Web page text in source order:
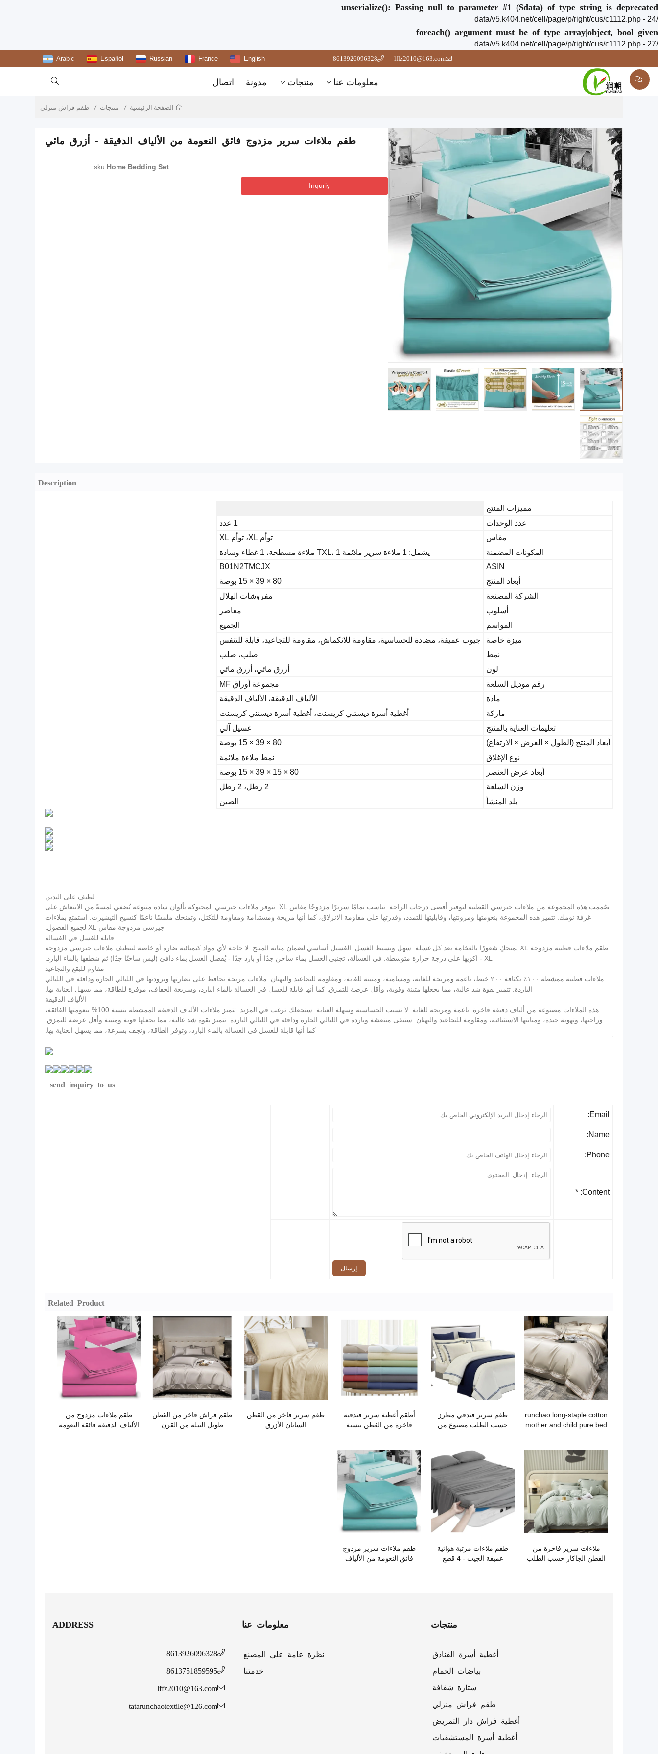
unserialize(): Passing null to parameter #1 ($data) of type string is deprecated
/data/v5.k404.net/cell/page/p/right/cus/c1112.php - 24
foreach() argument must be of type array|object, bool given
/data/v5.k404.net/cell/page/p/right/cus/c1112.php - 27
lffz2010@163.com
8613926096328
English
France
Russian
Español
Arabic
معلومات عنا منتجات مدونة اتصال 
الصفحة الرئيسية منتجات طقم فراش منزلي
طقم ملاءات سرير مزدوج فائق النعومة من الألياف الدقيقة - أزرق مائي
sku:Home Bedding Set
Inquriy
Description
مميزات المنتج
عدد الوحدات
1 عدد
مقاس
توأم XL، توأم XL
المكونات المضمنة
يشمل: 1 ملاءة سرير ملائمة TXL، 1 ملاءة مسطحة، 1 غطاء وسادة
ASIN
B01N2TMCJX
أبعاد المنتج
80 × 39 × 15 بوصة
الشركة المصنعة
مفروشات الهلال
أسلوب
معاصر
المواسم
الجميع
ميزة خاصة
جيوب عميقة، مضادة للحساسية، مقاومة للانكماش، مقاومة للتجاعيد، قابلة للتنفس
نمط
صلب، صلب
لون
أزرق مائي، أزرق مائي
رقم موديل السلعة
مجموعة أوراق MF
مادة
الألياف الدقيقة، الألياف الدقيقة
ماركة
أغطية أسرة ديستني كريسنت، أغطية أسرة ديستني كريسنت
تعليمات العناية بالمنتج
غسيل آلي
أبعاد المنتج (الطول × العرض × الارتفاع)
80 × 39 × 15 بوصة
نوع الإغلاق
نمط ملاءة ملائمة
أبعاد عرض العنصر
80 × 15 × 39 × 15 بوصة
وزن السلعة
2 رطل، 2 رطل
بلد المنشأ
الصين
لطيف على اليدين
صُممت هذه المجموعة من ملاءات جيرسي القطنية لتوفير أقصى درجات الراحة. تناسب تمامًا سريرًا مزدوجًا مقاس XL. تتوفر ملاءات جيرسي المحبوكة بألوان سادة متنوعة تُضفي لمسةً من الانتعاش على
غرفة نومك. تتميز هذه المجموعة بنعومتها ومرونتها، وقابليتها للتمدد، وقدرتها على مقاومة الانزلاق، كما أنها مريحة ومستدامة ومقاومة للتكتل، وتمنحك ملمسًا ناعمًا كنسيج التيشيرت. استمتع بملاءات
جيرسي مزدوجة مقاس XL لجميع الفصول.
قابلة للغسل في الغسالة
طقم ملاءات قطنية مزدوجة XL يمنحكِ شعورًا بالفخامة بعد كل غسلة. سهل وبسيط الغسل. الغسيل أساسي لضمان متانة المنتج. لا حاجة لأي مواد كيميائية ضارة أو خاصة لتنظيف ملاءات جيرسي مزدوجة
XL - اكويها على درجة حرارة متوسطة. في الغسالة، تجنبي الغسل بماء ساخن جدًا أو بارد جدًا - يُفضل الغسل بماء دافئ (ليس ساخنًا جدًا) ثم شطفها بالماء البارد.
مقاوم للبقع والتجاعيد
ملاءات قطنية ممشطة ١٠٠٪ بكثافة ٢٠٠ خيط، ناعمة ومريحة للغاية، ومسامية، ومتينة للغاية، ومقاومة للتجاعيد والبهتان. ملاءات مريحة تحافظ على نضارتها وبرودتها في الليالي الحارة ودافئة في الليالي
الباردة. تتميز بقوة شد عالية، مما يجعلها متينة وقوية، وأقل عرضة للتمزق. كما أنها قابلة للغسل في الغسالة بالماء البارد، وسريعة الجفاف، موفرة للطاقة، مما يسهل العناية بها.
الألياف الدقيقة
هذه الملاءات مصنوعة من ألياف دقيقة فاخرة. ناعمة ومريحة للغاية. لا تسبب الحساسية وسهلة العناية. ستجعلك ترغب في المزيد. تتميز ملاءات الألياف الدقيقة الممشطة بنسبة 100% بنعومتها الفائقة،
وراحتها، وتهوية جيدة، ومتانتها الاستثنائية، ومقاومة للتجاعيد والبهتان. ستبقى منتعشة وباردة في الليالي الحارة ودافئة في الليالي الباردة. تتميز بقوة شد عالية، مما يجعلها قوية ومتينة وأقل عرضة للتمزق.
كما أنها قابلة للغسل في الغسالة بالماء البارد، وتوفر الطاقة، وتجف بسرعة، مما يسهل العناية بها.
send inquiry to us
Email:
Name:
Phone:
Content: *
إرسال
Related Product
runchao long-staple cotton
mother and child pure bed
طقم سرير فندقي مطرز
حسب الطلب مصنوع من
أطقم أغطية سرير فندقية
فاخرة من القطن بنسبة
طقم سرير فاخر من القطن
الساتان الأزرق
طقم فراش فاخر من القطن
طويل التيلة من القرن
طقم ملاءات مزدوج من
الألياف الدقيقة فائقة النعومة
ملاءات سرير فاخرة من
القطن الجاكار حسب الطلب
طقم ملاءات مرتبة هوائية
عميقة الجيب - 4 قطع
طقم ملاءات سرير مزدوج
فائق النعومة من الألياف
منتجات
أغطية أسرة الفنادق
بياضات الحمام
ستارة شفافة
طقم فراش منزلي
أغطية فراش دار التمريض
أغطية أسرة المستشفيات
معلومات عنا
نظرة عامة على المصنع
خدمتنا
ADDRESS
8613926096328
8613751859595
lffz2010@163.com
tatarunchaotextile@126.com